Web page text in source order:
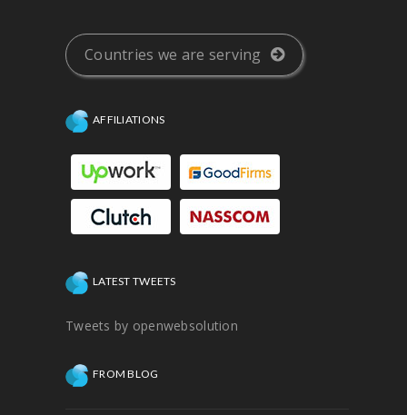
Countries we are serving
AFFILIATIONS
LATEST TWEETS
Tweets by openwebsolution
FROM BLOG